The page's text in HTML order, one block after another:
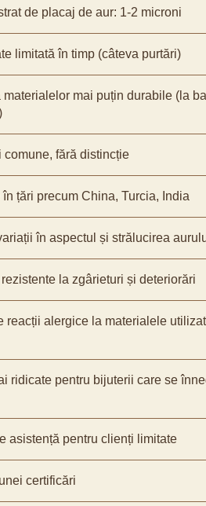
de placaj de aur: 1-2 microni
limitată în timp (câteva purtări)
materialelor mai puțin durabile (la
comune, fără distincție
în țări precum China, Turcia, India
în aspectul și strălucirea
la zgârieturi și deteriorări
reacții alergice la materialele
ridicate pentru bijuterii care se
asistență pentru clienți limitate
certificări